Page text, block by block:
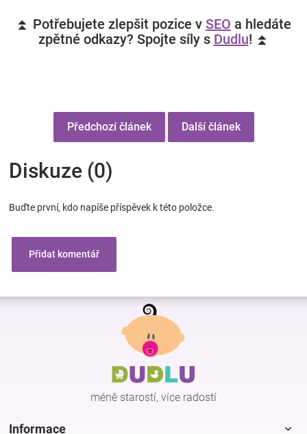
⏫ Potřebujete zlepšit pozice v SEO a hledáte
zpětné odkazy? Spojte síly s Dudlu! ⏫
Předchozí článek Další článek
Diskuze (0)
Buďte první, kdo napíše příspěvek k této položce.
Přidat komentář
Z
méně starostí, více radostí
Informace